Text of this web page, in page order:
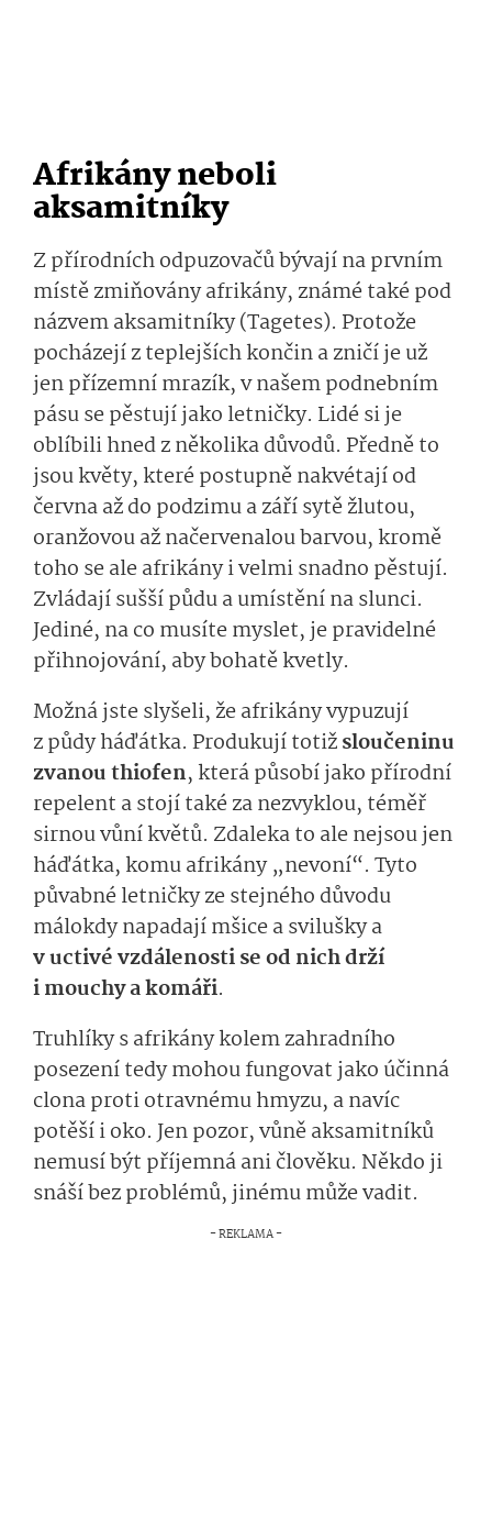
Afrikány neboli
aksamitníky
Z přírodních odpuzovačů bývají na prvním
místě zmiňovány afrikány, známé také pod
názvem aksamitníky (Tagetes). Protože
pocházejí z teplejších končin a zničí je už
jen přízemní mrazík, v našem podnebním
pásu se pěstují jako letničky. Lidé si je
oblíbili hned z několika důvodů. Předně to
jsou květy, které postupně nakvétají od
června až do podzimu a září sytě žlutou,
oranžovou až načervenalou barvou, kromě
toho se ale afrikány i velmi snadno pěstují.
Zvládají sušší půdu a umístění na slunci.
Jediné, na co musíte myslet, je pravidelné
přihnojování, aby bohatě kvetly.
Možná jste slyšeli, že afrikány vypuzují
z půdy háďátka. Produkují totižsloučeninu
zvanou thiofen, která působí jako přírodní
repelent a stojí také za nezvyklou, téměř
sirnou vůní květů. Zdaleka to ale nejsou jen
háďátka, komu afrikány „nevoní“. Tyto
půvabné letničky ze stejného důvodu
málokdy napadají mšice a svilušky a
v uctivé vzdálenosti se od nich drží
i mouchy a komáři.
Truhlíky s afrikány kolem zahradního
posezení tedy mohou fungovat jako účinná
clona proti otravnému hmyzu, a navíc
potěší i oko. Jen pozor, vůně aksamitníků
nemusí být příjemná ani člověku. Někdo ji
snáší bez problémů, jinému může vadit.